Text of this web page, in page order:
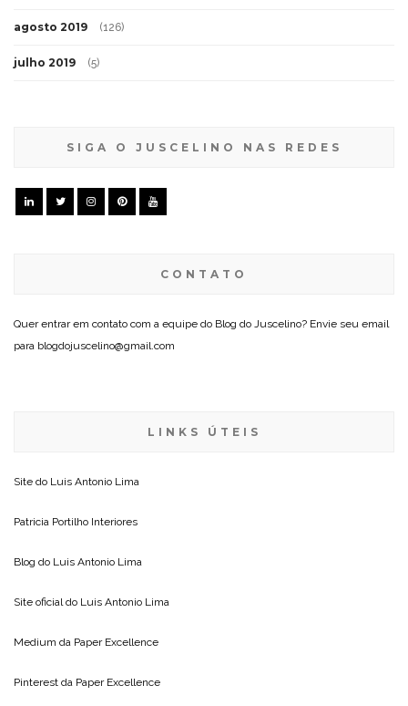
agosto 2019 (126)
julho 2019 (5)
SIGA O JUSCELINO NAS REDES
CONTATO
Quer entrar em contato com a equipe do Blog do Juscelino? Envie seu email
para blogdojuscelino@gmail.com
LINKS ÚTEIS
Site do Luis Antonio Lima
Patricia Portilho Interiores
Blog do Luis Antonio Lima
Site oficial do Luis Antonio Lima
Medium da Paper Excellence
Pinterest da Paper Excellence